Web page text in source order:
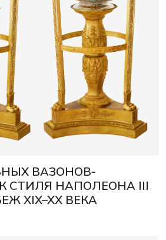
ВАЗОНОВ-
СТИЛЯ НАПОЛЕОНА III
XIX–XX ВЕКА